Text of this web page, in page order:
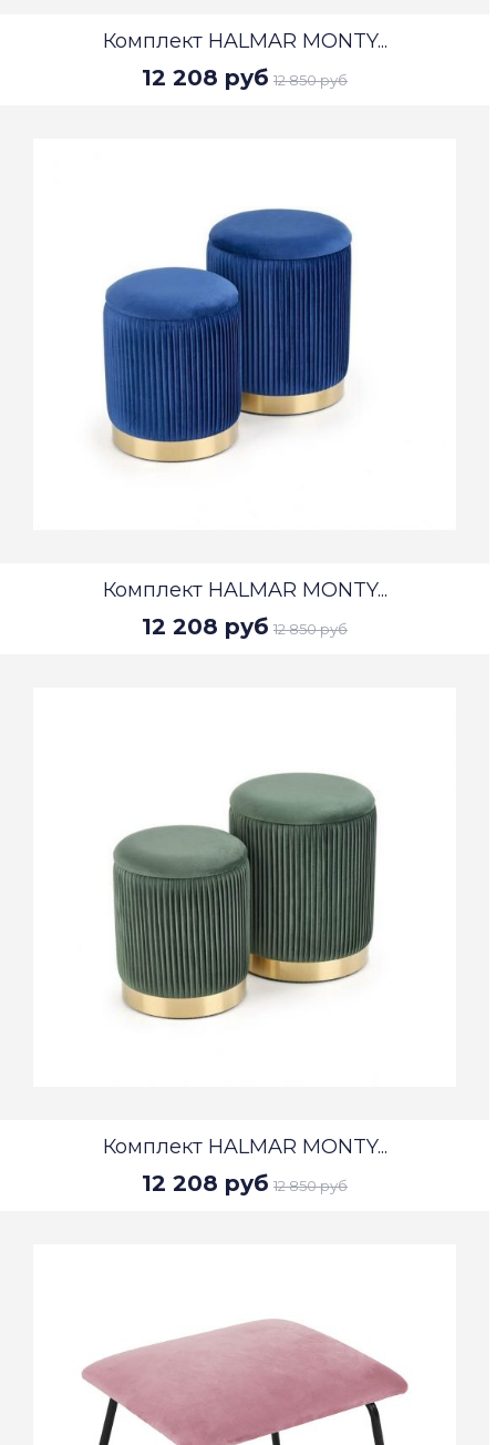
Комплект HALMAR MONTY...
12 208 руб 12 850 руб
Комплект HALMAR MONTY...
12 208 руб 12 850 руб
Комплект HALMAR MONTY...
12 208 руб 12 850 руб